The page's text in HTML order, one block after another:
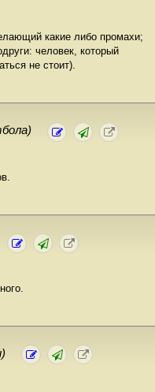
какие либо промахи;
человек, который
не стоит).